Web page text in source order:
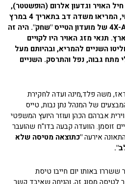
האויר וגדעון אלרום (הופשטטר),
שניהם בעלי רשיון טיס אזרחי, המריאו משדה דב בתאריך 4 במרץ
1969 במטוס ססנה 172 4X-ALH של מועדון הטייס "שחק". היה זה
הראשון בארץ. תנאי מזג האויר היו לקויים
השניים להמריא, ובהיותם מעל
גבוה, נפל והתרסק. השניים
משה פלד,מינה ועדה לחקירת
של המנהל נתן נבות, טייס
אברהם הכהן ועוזר היועץ המשפטי
זוסמן. הוועדה קבעה בדו"ח שהועבר
אירעה"כתוצאה מטיסה שלא
ששררו באותו יום חייבו טיסת